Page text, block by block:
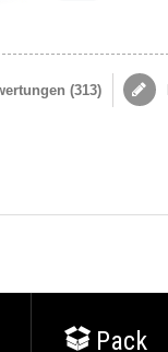
(313)
Pack